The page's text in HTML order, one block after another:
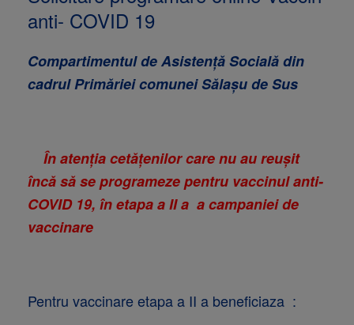
anti- COVID 19
Compartimentul de Asistență Socială din
cadrul Primăriei comunei Sălașu de Sus
În atenția cetățenilor care nu au reușit
încă să se programeze pentru vaccinul anti-
COVID 19, în etapaa II a a campaniei de
vaccinare
Pentru vaccinare etapa a II a beneficiaza :